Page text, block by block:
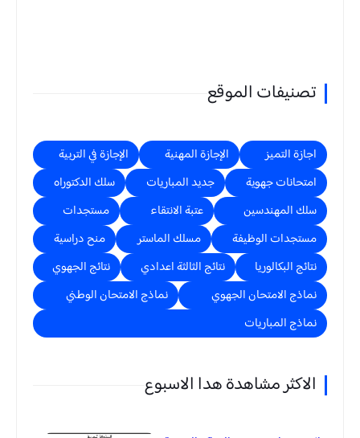
تصنيفات الموقع
اجازة التميز الإجازة المهنية
الإجازة في التربية
امتحانات جهوية
جديد المباريات
سلك الدكتوراه
سلك المهندسين
عتبة الانتقاء
مستجدات
مستجدات الوظيفة
مسلك الماستر
منح دراسية
نتائج البكالوريا
نتائج الثالثة اعدادي
نتائج الجهوي
نماذج الامتحان الجهوي
نماذج الامتحان الوطني
نماذج المباريات
الاكثر مشاهدة هدا الاسبوع